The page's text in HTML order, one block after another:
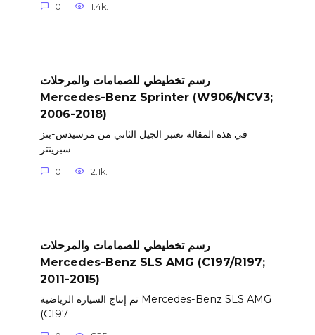
0 1.4k.
رسم تخطيطي للصمامات والمرحلات
Mercedes-Benz Sprinter (W906/NCV3;
2006-2018)
في هذه المقالة نعتبر الجيل الثاني من مرسيدس-بنز
سبرينتر
0 2.1k.
رسم تخطيطي للصمامات والمرحلات
Mercedes-Benz SLS AMG (C197/R197;
2011-2015)
تم إنتاج السيارة الرياضية Mercedes-Benz SLS AMG
(C197